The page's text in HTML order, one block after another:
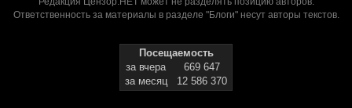
Ответственность за материалы в разделе "Блоги" несут авторы текстов.
Посещаемость
за вчера
669 647
за месяц
12 586 370